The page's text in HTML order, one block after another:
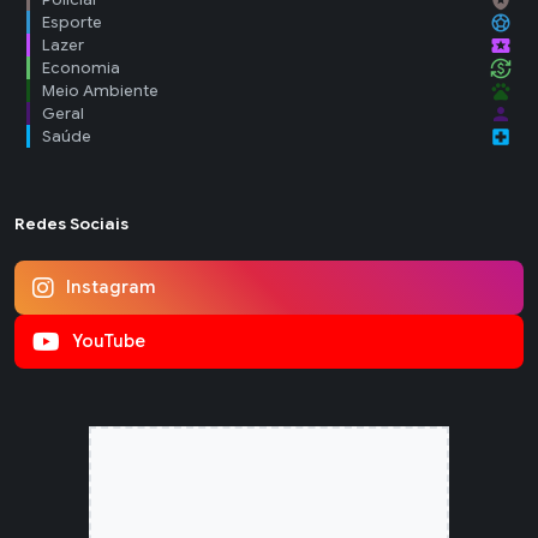
Esporte sports_soccer
Lazer local_activity
Economia currency_exchange
Meio Ambiente pets
Geral person
Saúde local_hospital
Redes Sociais
Instagram
YouTube